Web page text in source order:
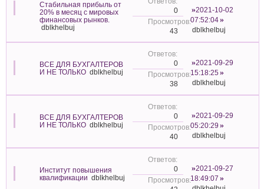
Стабильная прибыль от
20% в месяц с мировых
финансовых рынков.
dblkhelbuj
0
43
2021-10-02
07:52:04
dblkhelbuj
ВСЕ ДЛЯ БУХГАЛТЕРОВ
И НЕ ТОЛЬКО dblkhelbuj
0
38
2021-09-29
15:18:25
dblkhelbuj
ВСЕ ДЛЯ БУХГАЛТЕРОВ
И НЕ ТОЛЬКО dblkhelbuj
0
40
2021-09-29
05:20:29
dblkhelbuj
Институт повышения
квалификации dblkhelbuj
0
2021-09-27
18:49:07